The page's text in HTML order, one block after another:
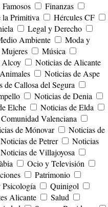
Famosos
Finanzas
la Primitiva
Hércules CF
Legal y Derecho
Ambiente
Moda y
Mujeres
Música
Alcoy
Noticias de Alicante
Noticias de Aspe
de Callosa del Segura
Noticias de Denia
Elche
Noticias de Elda
Valenciana
de Mónovar
Noticias de
Noticias de Petrer
Noticias
Noticias de Villajoyosa
Ocio y Televisión
Patrimonio
Quinigol
Alicante
Salud